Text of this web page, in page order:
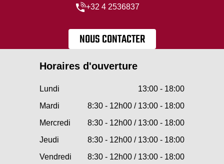
+32 4 2536837
NOUS CONTACTER
Horaires d'ouverture
Lundi
13:00 - 18:00
Mardi
8:30 - 12h00 / 13:00 - 18:00
Mercredi
8:30 - 12h00 / 13:00 - 18:00
Jeudi
8:30 - 12h00 / 13:00 - 18:00
Vendredi
8:30 - 12h00 / 13:00 - 18:00